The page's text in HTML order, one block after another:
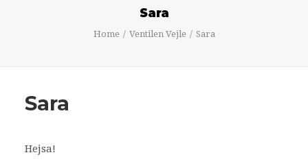
Ventilens Efterårstur 2026
Book oplæg
Sara
Home Ventilen Vejle Sara
Sara
Hejsa!